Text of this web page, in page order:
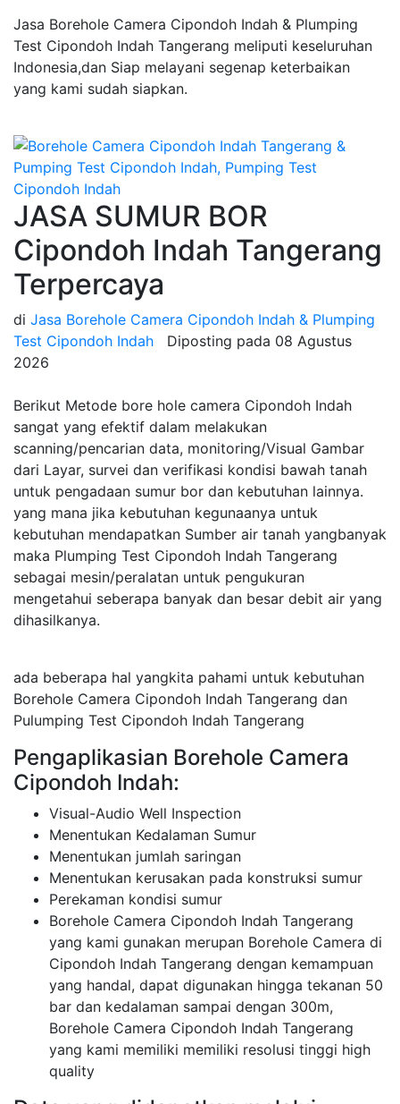
Jasa Borehole Camera Cipondoh Indah & Plumping
Test Cipondoh Indah Tangerang meliputi keseluruhan
Indonesia,dan Siap melayani segenap keterbaikan
yang kami sudah siapkan.
JASA SUMUR BOR
Cipondoh Indah Tangerang
Terpercaya
di Jasa Borehole Camera Cipondoh Indah & Plumping
Test Cipondoh Indah
Diposting pada 08 Agustus
2026
Berikut Metode bore hole camera Cipondoh Indah
sangat yang efektif dalam melakukan
scanning/pencarian data, monitoring/Visual Gambar
dari Layar, survei dan verifikasi kondisi bawah tanah
untuk pengadaan sumur bor dan kebutuhan lainnya.
yang mana jika kebutuhan kegunaanya untuk
kebutuhan mendapatkan Sumber air tanah yangbanyak
maka Plumping Test Cipondoh Indah Tangerang
sebagai mesin/peralatan untuk pengukuran
mengetahui seberapa banyak dan besar debit air yang
dihasilkanya.
ada beberapa hal yangkita pahami untuk kebutuhan
Borehole Camera Cipondoh Indah Tangerang dan
Pulumping Test Cipondoh Indah Tangerang
Pengaplikasian Borehole Camera
Cipondoh Indah:
Visual-Audio Well Inspection
Menentukan Kedalaman Sumur
Menentukan jumlah saringan
Menentukan kerusakan pada konstruksi sumur
Perekaman kondisi sumur
Borehole Camera Cipondoh Indah Tangerang
yang kami gunakan merupan Borehole Camera di
Cipondoh Indah Tangerang dengan kemampuan
yang handal, dapat digunakan hingga tekanan 50
bar dan kedalaman sampai dengan 300m,
Borehole Camera Cipondoh Indah Tangerang
yang kami memiliki memiliki resolusi tinggi high
quality